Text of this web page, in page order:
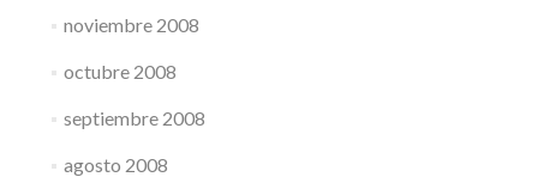
noviembre 2008
octubre 2008
septiembre 2008
agosto 2008